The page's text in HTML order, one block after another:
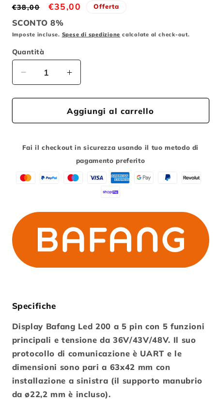
Prezzo
di
listino
€38,00
Prezzo
scontato
€35,00 Offerta
SCONTO 8%
Imposte incluse. Spese di spedizione calcolate al check-out.
Quantità
Diminuisci
quantità
per
Led
Bafang
Aumenta
quantità
per
Display
Led
Bafang
Aggiungi al carrello
Fai il checkout in sicurezza usando il tuo metodo di
pagamento preferito
Specifiche
Display Bafang Led 200 a 5 pin con 5 funzioni
principali e tensione da 36V/43V/48V. Il suo
protocollo di comunicazione è UART e le
dimensioni sono pari a 63x42 mm con
installazione a sinistra (il supporto manubrio
da ø22,2 mm è incluso).